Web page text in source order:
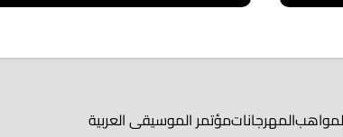
المهرجاناتمؤتمر الموسيقى العربية